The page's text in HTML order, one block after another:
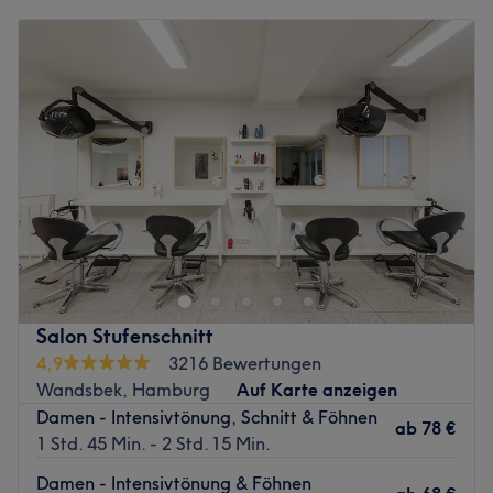
18:00
18:00
Donnerstag
10:00–
Freitag
10:00–18:00
Samstag
10:00–15:00
Sonntag
Geschlossen
Lust auf rundum stoppelfreie, gepflegte Haut und einen
strahlend frischen Teint oder doch lieber einen tollen
neuen Haarschnitt und moderne Farben? Komm im Salon
CHIĆ Friseur & Beauty in Hamburg-Wandsbeck vorbei
und suche dir aus dem vielfältigen Angebot das Passende
für dich heraus. Erfrischende Gesichtsbehandlungen,
Maniküre & Pediküre oder Permanent Make-up, CHIĆ
Friseur & Beauty holt das Beste aus deiner Schönheit
heraus!
Salon Stufenschnitt
4,9
3216 Bewertungen
Wandsbek, Hamburg
Auf Karte anzeigen
Damen - Intensivtönung, Schnitt & Föhnen
1 Std. 45 Min. - 2 Std. 15 Min.
ab 78 €
Damen - Intensivtönung & Föhnen